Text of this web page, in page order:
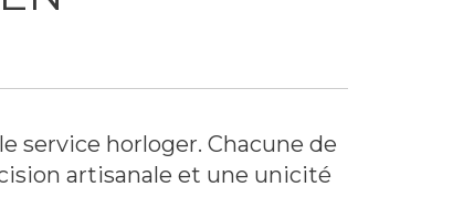
service horloger. Chacune de
artisanale et une unicité